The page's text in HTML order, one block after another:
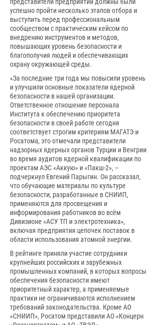
успешно пройти несколько этапов отбора и
выступить перед профессиональным
сообществом с практическим кейсом по
внедрению инструментов и методов,
повышающих уровень безопасности и
благополучия людей и обеспечивающих
охрану окружающей среды.
«За последние три года мы повысили уровень
и улучшили основные показатели ядерной
безопасности в нашей организации.
Ответственное отношение персонала
Института к обеспечению приоритета
безопасности в своей работе сегодня
соответствует строгим критериям МАГАТЭ и
Росатома, это отмечали представители
надзорных ядерных органов Турции и Венгрии
во время аудитов ядерной квалификации по
проектам АЭС «Аккую» и «Пакш-2», –
подчеркнул Евгений Парыгин. Он рассказал,
что обучающие материалы по культуре
безопасности, разработанные в СНИИП,
применяются для просвещения и
информирования работников во всём
Дивизионе «АСУ ТП и электротехника»,
включая предприятия цепочек поставок в
области использования атомной энергии.
В рейтинге приняли участие сотрудники
крупнейших российских и зарубежных
промышленных компаний, в которых вопросы
обеспечения безопасности имеют
приоритетный характер, а применяемые
практики не ограничиваются исполнением
требований законодательства. Кроме АО
«СНИИП», Росатом представили АО «Концерн